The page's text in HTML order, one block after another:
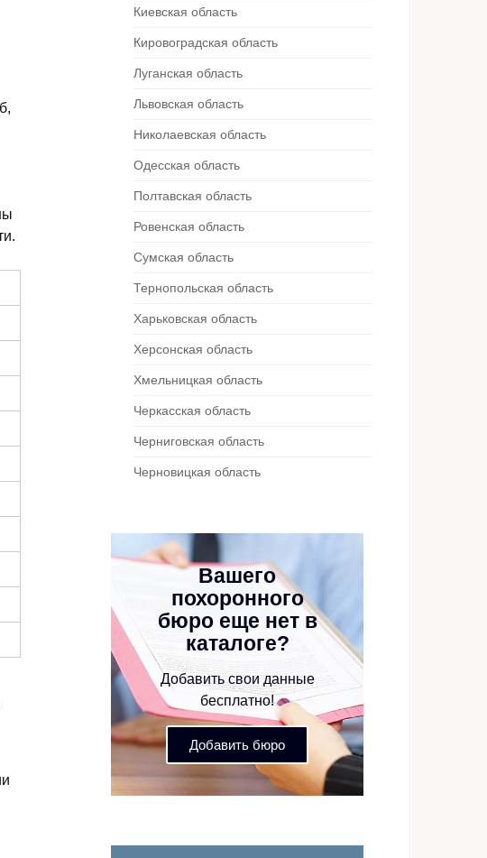
Киевская область
Кировоградская область
Луганская область
Львовская область
Николаевская область
Одесская область
Полтавская область
Ровенская область
Сумская область
Тернопольская область
Харьковская область
Херсонская область
Хмельницкая область
Черкасская область
Черниговская область
Черновицкая область
Вашего
похоронного
бюро еще нет в
каталоге?
Добавить свои данные
бесплатно!
Добавить бюро